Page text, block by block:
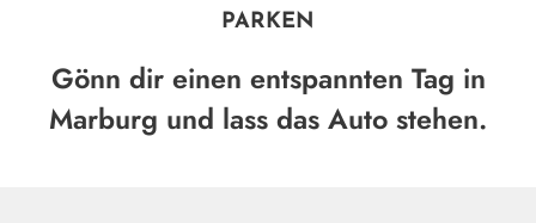
PARKEN
Gönn dir einen entspannten Tag in
Marburg und lass das Auto stehen.